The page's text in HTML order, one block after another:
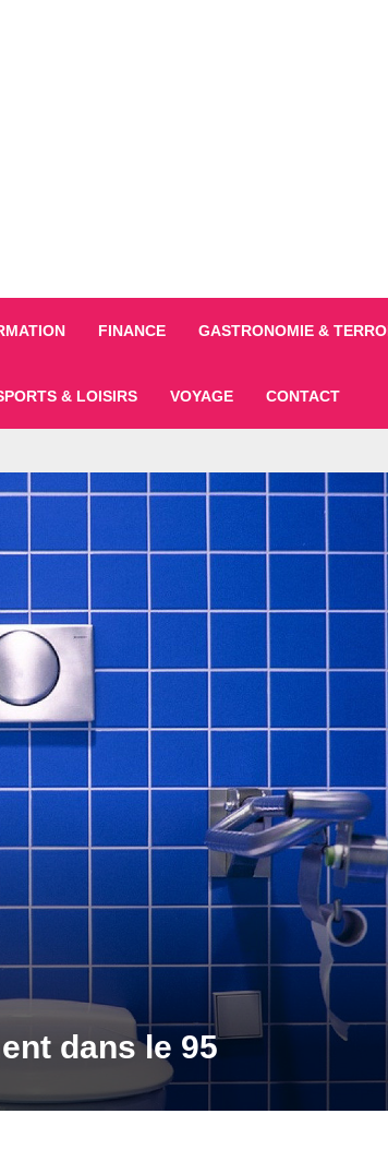
FINANCE GASTRONOMIE &
& LOISIRS VOYAGE CONTACT
dans le 95